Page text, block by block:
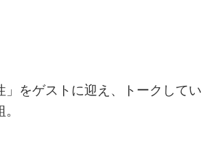
」をゲストに迎え、トークしてい